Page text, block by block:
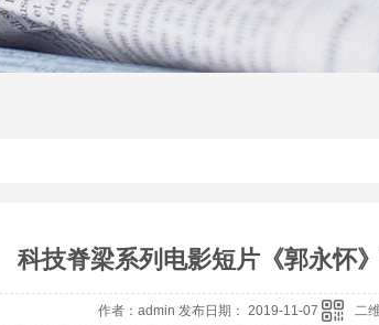
科技脊梁系列电影短片《郭永怀
作者：admin 发布日期： 2019-11-07 二